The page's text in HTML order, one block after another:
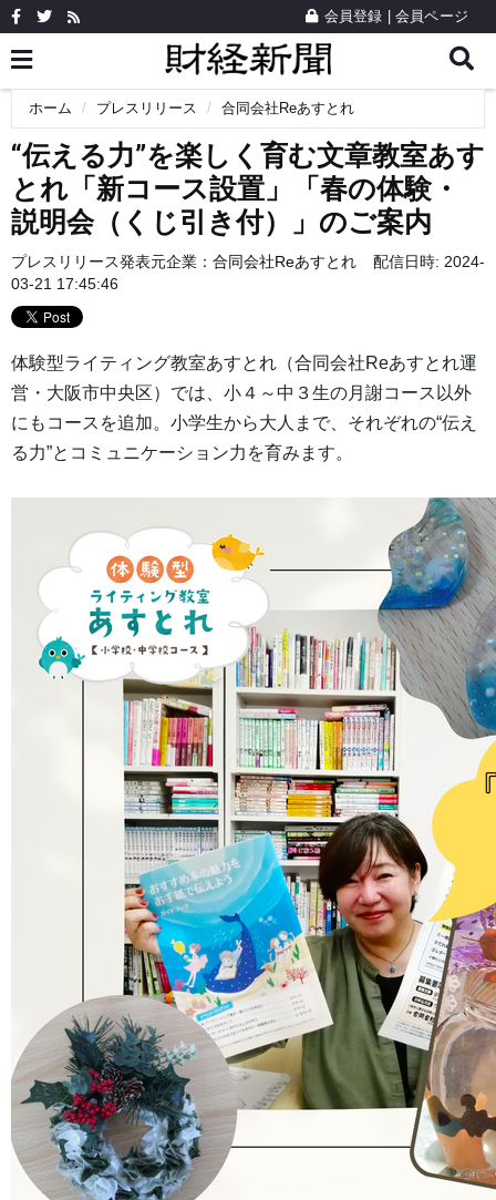
会員登録 会員ページ
ホーム プレスリリース 合同会社Reあすとれ
“伝える力”を楽しく育む文章教室あす
とれ「新コース設置」「春の体験・
説明会（くじ引き付）」のご案内
プレスリリース発表元企業： 合同会社Reあすとれ
配信日時: 2024-
03-21 17:45:46
体験型ライティング教室あすとれ（合同会社Reあすとれ運
営・大阪市中央区）では、小４～中３生の月謝コース以外
にもコースを追加。小学生から大人まで、それぞれの“伝え
る力”とコミュニケーション力を育みます。